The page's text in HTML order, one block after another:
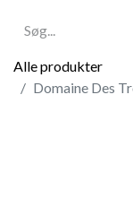
Alle produkter
Domaine Des